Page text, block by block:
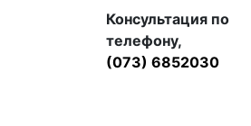
Консультация по
телефону,
(073) 6852030